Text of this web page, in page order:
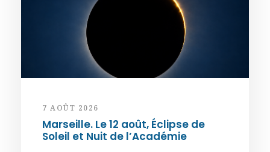
7 AOÛT 2026
Marseille. Le 12 août, Éclipse de
Soleil et Nuit de l’Académie